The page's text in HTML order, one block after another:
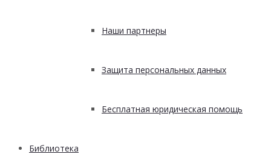
Наши партнеры
Защита персональных данных
Бесплатная юридическая помощь
Библиотека